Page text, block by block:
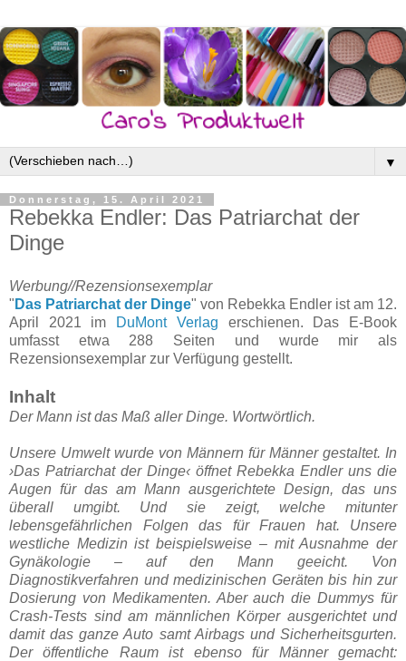
▼
Donnerstag, 15. April 2021
Rebekka Endler: Das Patriarchat der
Dinge
Werbung//Rezensionsexemplar
" Das Patriarchat der Dinge" von Rebekka Endler ist am 12.
April 2021 im
DuMont Verlag erschienen. Das E-Book
umfasst etwa 288 Seiten und wurde mir als
Rezensionsexemplar zur Verfügung gestellt.
Inhalt
Der Mann ist das Maß aller Dinge. Wortwörtlich.
Unsere Umwelt wurde von Männern für Männer gestaltet. In
›Das Patriarchat der Dinge‹ öffnet Rebekka Endler uns die
Augen für das am Mann ausgerichtete Design, das uns
überall umgibt. Und sie zeigt, welche mitunter
lebensgefährlichen Folgen das für Frauen hat. Unsere
westliche Medizin ist beispielsweise – mit Ausnahme der
Gynäkologie – auf den Mann geeicht. Von
Diagnostikverfahren und medizinischen Geräten bis hin zur
Dosierung von Medikamenten. Aber auch die Dummys für
Crash-Tests sind am männlichen Körper ausgerichtet und
damit das ganze Auto samt Airbags und Sicherheitsgurten.
Der öffentliche Raum ist ebenso für Männer gemacht: